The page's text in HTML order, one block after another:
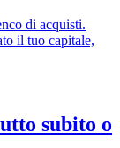
di acquisti.
il tuo capitale,
subito o